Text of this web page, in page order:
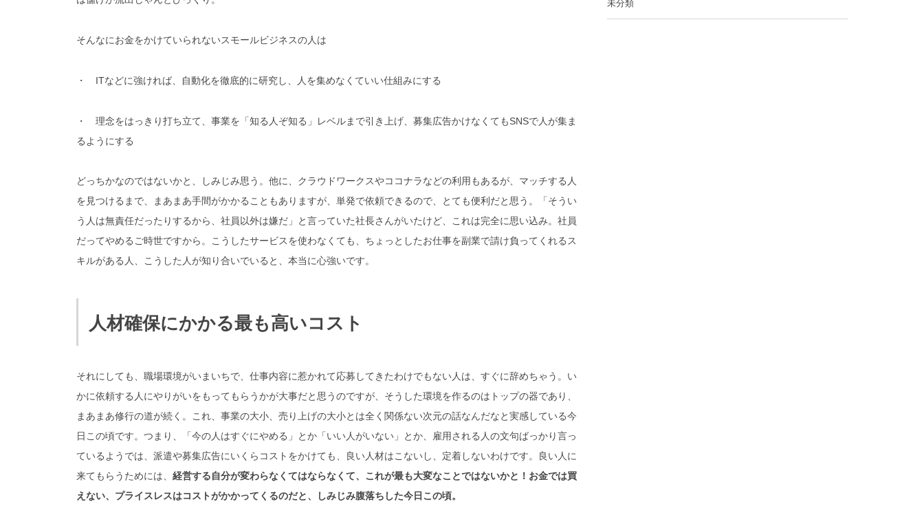
そんなにお金をかけていられないスモールビジネスの人は
・ ITなどに強ければ、自動化を徹底的に研究し、人を集めなくていい仕組みにする
・ 理念をはっきり打ち立て、事業を「知る人ぞ知る」レベルまで引き上げ、募集広告かけなくてもSNSで人が集ま
るようにする
どっちかなのではないかと、しみじみ思う。 他に、クラウドワークスやココナラなどの利用もあるが、マッチする人
を見つけるまで、まあまあ手間がかかることもありますが、単発で依頼できるので、とても便利だと思う。「そうい
う人は無責任だったりするから、社員以外は嫌だ」と言っていた社長さんがいたけど、これは完全に思い込み。社員
だってやめるご時世ですから。 こうしたサービスを使わなくても、ちょっとしたお仕事を副業で請け負ってくれるス
キルがある人、こうした人が知り合いでいると、本当に心強いです。
人材確保にかかる最も高いコスト
それにしても、職場環境がいまいちで、仕事内容に惹かれて応募してきたわけでもない人は、すぐに辞めちゃう。い
かに依頼する人にやりがいをもってもらうかが大事だと思うのですが、そうした環境を作るのはトップの器であり、
まあまあ修行の道が続く。これ、事業の大小、売り上げの大小とは全く関係ない次元の話なんだなと実感している今
日この頃です。つまり、「今の人はすぐにやめる」とか「いい人がいない」とか、雇用される人の文句ばっかり言っ
ているようでは、派遣や募集広告にいくらコストをかけても、良い人材はこないし、定着しないわけです。良い人に
来てもらうためには、 経営する自分が変わらなくてはならなくて、これが最も大変なことではないかと！お金では買
えない、プライスレスはコストがかかってくるのだと、しみじみ腹落ちした今日この頃。
未分類